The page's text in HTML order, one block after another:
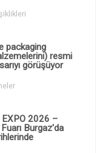
packaging
resmi
görüşüyor
EXPO 2026 –
Burgaz'da